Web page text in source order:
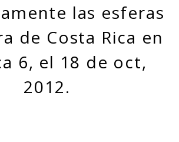
las esferas
de Costa Rica en
6, el 18 de oct,
2012.